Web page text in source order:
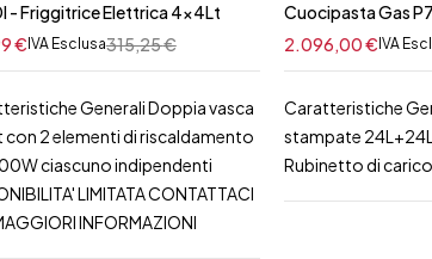
- Friggitrice Elettrica 4x4Lt
315,25€
€ IVA Esclusa
Generali Doppia vasca
con 2 elementi di riscaldamento
ciascuno indipendenti
LIMITATA CONTATTACI
INFORMAZIONI
Cuocipasta Gas
2.096,00€ IVA
Caratteristiche
stampate
Rubinetto di